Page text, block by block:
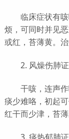
临床症状有咳
烦，可同时并见
或红，苔薄黄。
2. 风燥伤肺证
干咳，连声作
痰少难咯，初起
红干而少津，苔